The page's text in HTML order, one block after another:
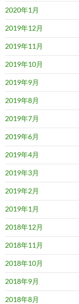
2020年1月
2019年12月
2019年11月
2019年10月
2019年9月
2019年8月
2019年7月
2019年6月
2019年4月
2019年3月
2019年2月
2019年1月
2018年12月
2018年11月
2018年10月
2018年9月
2018年8月